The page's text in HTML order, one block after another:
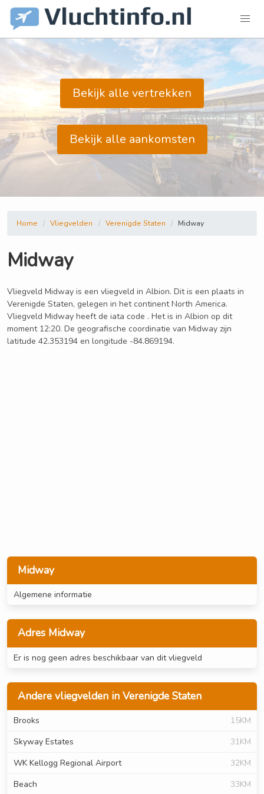
Bekijk alle vertrekken
Bekijk alle aankomsten
Midway
Algemene informatie
Adres Midway
Er is nog geen adres beschikbaar van dit vliegveld
Andere vliegvelden in Verenigde Staten
Brooks
15KM
Skyway Estates
31KM
WK Kellogg Regional Airport
32KM
Beach
33KM
Home Vliegvelden Verenigde Staten Midway
Midway
Vliegveld Midway is een vliegveld in Albion. Dit is een plaats in
Verenigde Staten, gelegen in het continent North America.
Vliegveld Midway heeft de iata code . Het is in Albion op dit
moment 12:20. De geografische coordinatie van Midway zijn
latitude 42.353194 en longitude -84.869194.